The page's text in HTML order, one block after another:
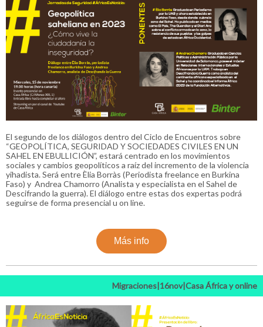
El segundo de los diálogos dentro del Ciclo de Encuentros sobre
“GEOPOLÍTICA, SEGURIDAD Y SOCIEDADES CIVILES EN UN
SAHEL EN EBULLICIÓN”, estará centrado en los movimientos
sociales y cambios geopolíticos a raíz del incremento de la violencia
yihadista. Será entre Èlia Borràs (Periodista freelance en Burkina
Faso) y Andrea Chamorro (Analista y especialista en el Sahel de
Descifrando la guerra). El diálogo entre estas dos expertas podrá
seguirse de forma presencial u on line.
Más info
Migraciones|16nov|Casa África y online